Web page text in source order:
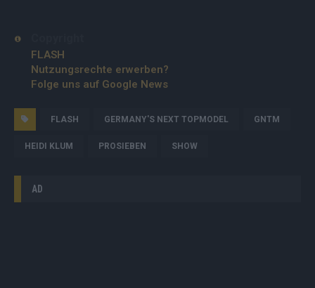
FLASH
Nutzungsrechte erwerben?
Folge uns auf Google News
FLASH GERMANY'S NEXT TOPMODEL GNTM
HEIDI KLUM PROSIEBEN SHOW
AD